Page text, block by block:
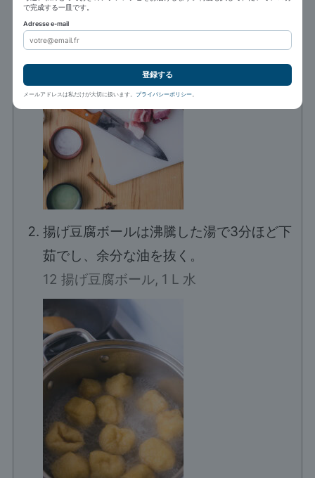
揚げ豆腐ボールは沸騰した湯で3分ほど下
茹でし、余分な油を抜く。
12 揚げ豆腐ボール, 1 L 水
で完成する一皿です。
Adresse e-mail
登録する
メールアドレスは私だけが大切に扱います。 プライバシーポリシー。